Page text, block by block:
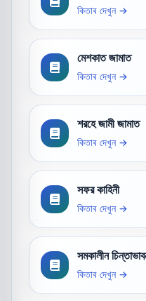
কিতাব দেখুন →
মেশকাত জামাত
কিতাব দেখুন →
শরহে জামী জামাত
কিতাব দেখুন →
সফর কাহিনী
কিতাব দেখুন →
সমকালীন
কিতাব দেখুন →